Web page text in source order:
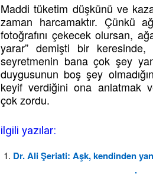
Maddi tüketim düşkünü ve
zaman harcamaktır. Çünkü
fotoğrafını çekecek olursan,
yarar” demişti bir
seyretmenin bana çok şey
duygusunun boş şey
keyif verdiğini ona anlatmak
çok zordu.
ilgili yazılar:
Dr. Ali Şeriati: Aşk, kendinden